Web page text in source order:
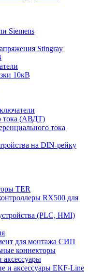
Siemens
Stingray
10кВ
тока (АВДТ)
тока
на DIN-рейку
TER
RX500 для
(PLC, HMI)
для монтажа СИП
коннекторы
и аксессуары EKF-Line